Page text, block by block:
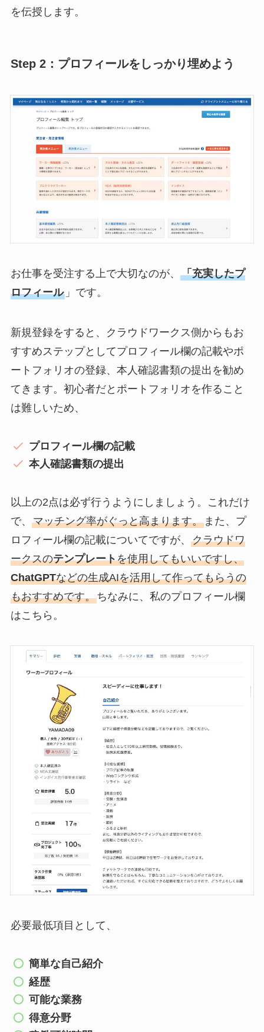
を伝授します。
Step 2：プロフィールをしっかり埋めよう
お仕事を受注する上で大切なのが、 「充実したプ
ロフィール」です。
新規登録をすると、クラウドワークス側からもお
すすめステップとしてプロフィール欄の記載やポ
ートフォリオの登録、本人確認書類の提出を勧め
てきます。初心者だとポートフォリオを作ること
は難しいため、
プロフィール欄の記載
本人確認書類の提出
以上の2点は必ず行うようにしましょう。これだけ
で、 マッチング率がぐっと高まります。また、プ
ロフィール欄の記載についてですが、 クラウドワ
ークスのテンプレートを使用してもいいですし、
ChatGPTなどの生成AIを活用して作ってもらうの
もおすすめです。ちなみに、私のプロフィール欄
はこちら。
必要最低項目として、
簡単な自己紹介
経歴
可能な業務
得意分野